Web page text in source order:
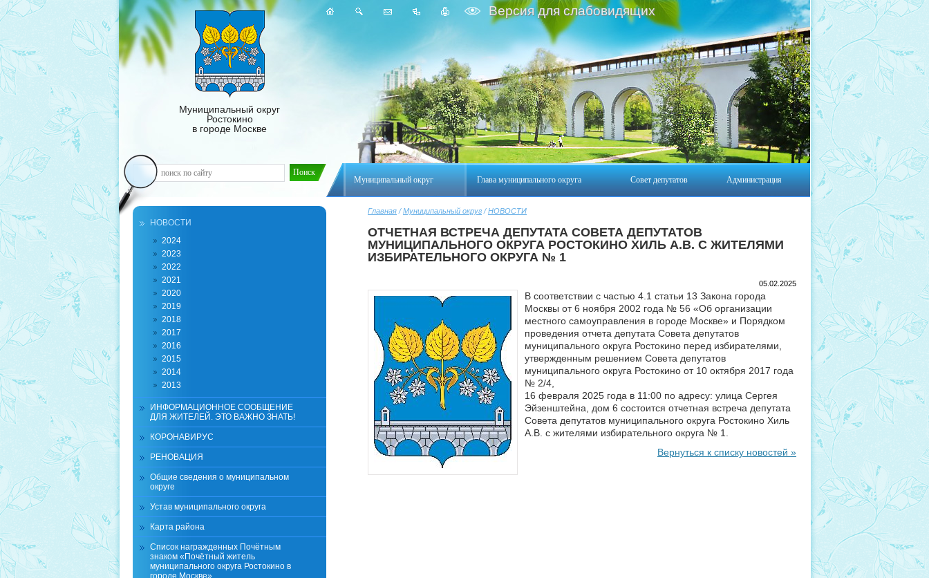
Муниципальный округ Глава муниципального округа Совет депутатов Администрация
Муниципальный округ
Ростокино
в городе Москве
Версия для слабовидящих
Главная /Муниципальный округ /НОВОСТИ
ОТЧЕТНАЯ ВСТРЕЧА ДЕПУТАТА СОВЕТА ДЕПУТАТОВ
МУНИЦИПАЛЬНОГО ОКРУГА РОСТОКИНО ХИЛЬ А.В. С ЖИТЕЛЯМИ
ИЗБИРАТЕЛЬНОГО ОКРУГА № 1
05.02.2025
В соответствии с частью 4.1 статьи 13 Закона города
Москвы от 6 ноября 2002 года № 56 «Об организации
местного самоуправления в городе Москве» и Порядком
проведения отчета депутата Совета депутатов
муниципального округа Ростокино перед избирателями,
утвержденным решением Совета депутатов
муниципального округа Ростокино от 10 октября 2017 года
№ 2/4,
16 февраля 2025 года в 11:00 по адресу: улица Сергея
Эйзенштейна, дом 6 состоится отчетная встреча депутата
Совета депутатов муниципального округа Ростокино Хиль
А.В. с жителями избирательного округа № 1.
Вернуться к списку новостей »
НОВОСТИ
2024
2023
2022
2021
2020
2019
2018
2017
2016
2015
2014
2013
ИНФОРМАЦИОННОЕ СООБЩЕНИЕ
ДЛЯ ЖИТЕЛЕЙ. ЭТО ВАЖНО ЗНАТЬ!
КОРОНАВИРУС
РЕНОВАЦИЯ
Общие сведения о муниципальном
округе
Устав муниципального округа
Карта района
Список награжденных Почётным
знаком «Почётный житель
муниципального округа Ростокино в
городе Москве»